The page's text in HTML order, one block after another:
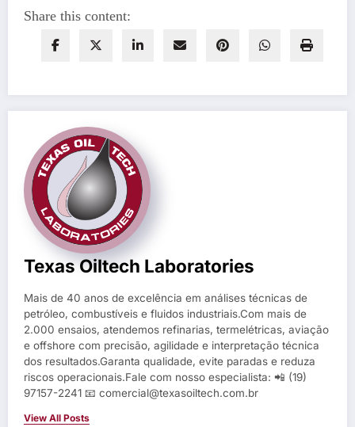
Share this content:
Texas Oiltech Laboratories
Mais de 40 anos de excelência em análises técnicas de
petróleo, combustíveis e fluidos industriais.Com mais de
2.000 ensaios, atendemos refinarias, termelétricas, aviação
e offshore com precisão, agilidade e interpretação técnica
dos resultados.Garanta qualidade, evite paradas e reduza
riscos operacionais.Fale com nosso especialista: 📲 (19)
97157-2241 📧 comercial@texasoiltech.com.br
View All Posts